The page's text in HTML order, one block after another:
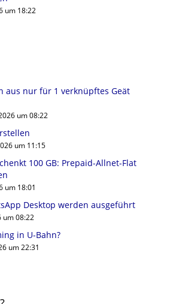
um 18:22
aus nur für 1 verknüpftes Geät
um 08:22
um 11:15
100 GB: Prepaid-Allnet-Flat
um 18:01
Desktop werden ausgeführt
um 08:22
in U-Bahn?
um 22:31